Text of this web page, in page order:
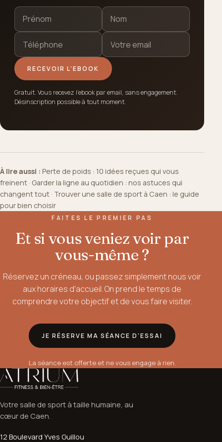
RECEVOIR L'EBOOK
Gratuit. Vous recevez l'ebook par email, sans engagement.
Désinscription possible à tout moment.
À lire aussi : Perte de poids : 10 idées reçues qui vous
freinent · Garder la ligne au quotidien : nos astuces qui
changent tout · Trouver une salle de sport à Caen : le guide
pour bien choisir
FAITES LE PREMIER PAS
Et si vous veniez voir par
vous-même ?
Réservez un créneau, ou passez simplement nous voir
aux horaires d'accueil. On prend le temps de
comprendre votre objectif et de vous faire visiter.
JE RÉSERVE MA SÉANCE D'ESSAI
La séance est offerte et ne vous engage à rien.
Votre salle de sport à taille humaine, au
cœur de Caen.
12 Boulevard Yves Guillou